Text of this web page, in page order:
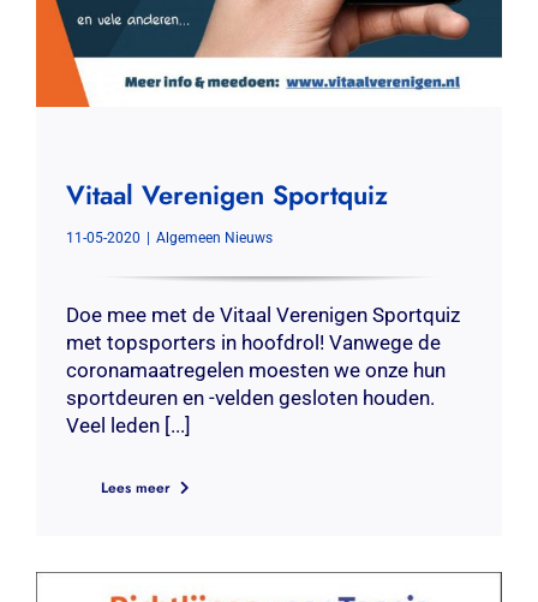
Vitaal Verenigen Sportquiz
11-05-2020 Algemeen Nieuws
Doe mee met de Vitaal Verenigen Sportquiz
met topsporters in hoofdrol! Vanwege de
coronamaatregelen moesten we onze hun
sportdeuren en -velden gesloten houden.
Veel leden [...]
Lees meer